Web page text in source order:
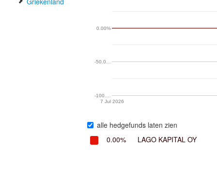
7 Jul 2026
-100.…
-50.0…
0.00%
alle hedgefunds laten zien
0.00%
LAGO KAPITAL OY